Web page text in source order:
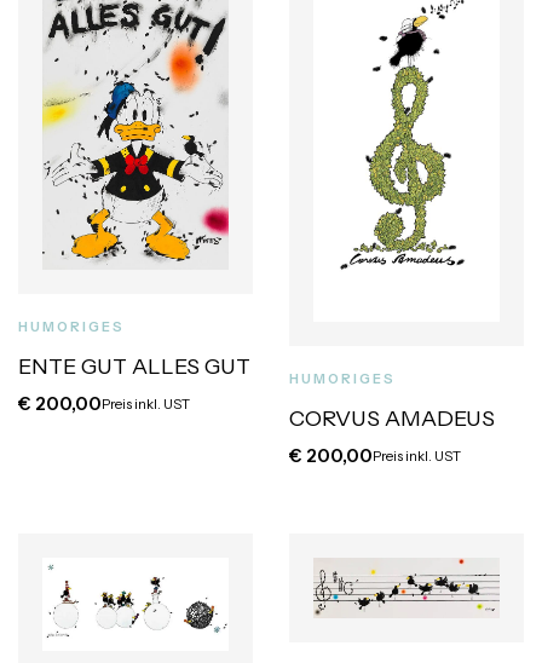
HUMORIGES
ENTE GUT ALLES GUT
€ 200,00Preis inkl. UST
HUMORIGES
CORVUS AMADEUS
€ 200,00Preis inkl. UST